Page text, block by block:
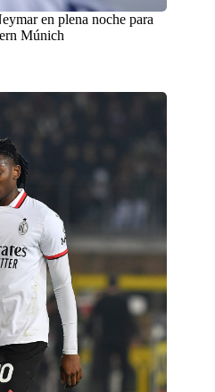
en plena noche para
Múnich